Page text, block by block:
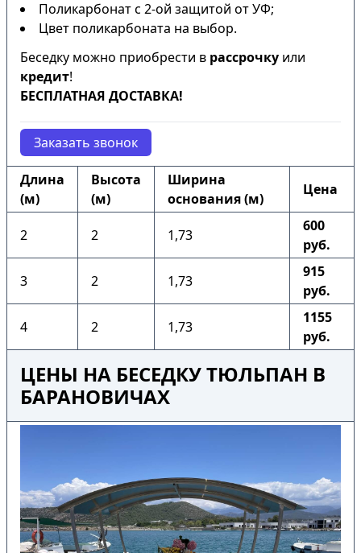
Поликарбонат с 2-ой защитой от УФ;
Цвет поликарбоната на выбор.
Беседку можно приобрести в рассрочку или
кредит!
БЕСПЛАТНАЯ ДОСТАВКА!
Заказать звонок
Длина
(м)
Высота
(м)
Ширина
основания (м)
Цена
2 2 1,73
600
руб.
3 2 1,73
915
руб.
4 2 1,73
1155
руб.
ЦЕНЫ НА БЕСЕДКУ ТЮЛЬПАН В
БАРАНОВИЧАХ